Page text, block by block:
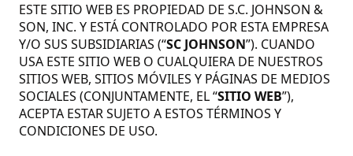
ESTE SITIO WEB ES PROPIEDAD DE S.C. JOHNSON &
SON, INC. Y ESTÁ CONTROLADO POR ESTA EMPRESA
Y/O SUS SUBSIDIARIAS (“SC JOHNSON”). CUANDO
USA ESTE SITIO WEB O CUALQUIERA DE NUESTROS
SITIOS WEB, SITIOS MÓVILES Y PÁGINAS DE MEDIOS
SOCIALES (CONJUNTAMENTE, EL “SITIO WEB”),
ACEPTA ESTAR SUJETO A ESTOS TÉRMINOS Y
CONDICIONES DE USO.